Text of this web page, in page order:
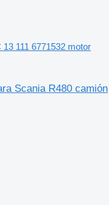
13 111 6771532 motor
Scania R480 camión